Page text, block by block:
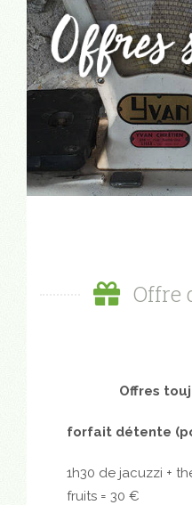
Offre
Offres
forfait détente
1h30 de jacuzzi +
fruits = 30 €